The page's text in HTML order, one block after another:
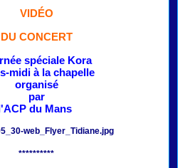
VIDÉO
DU CONCERT
spéciale Kora
midi à la chapelle
organisé
par
du Mans
**********